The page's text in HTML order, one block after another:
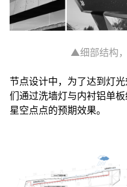
▲细部结构
节点设计中，为了达到灯
们通过洗墙灯与内衬铝单
星空点点的预期效果。